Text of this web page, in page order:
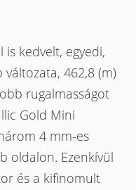
kedvelt, egyedi,
változata, 462,8 (m)
rugalmasságot
Gold Mini
4 mm-es
oldalon. Ezenkívül
és a kifinomult